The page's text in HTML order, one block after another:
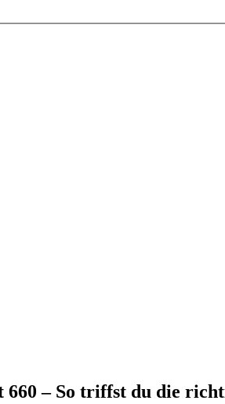
– So triffst du die